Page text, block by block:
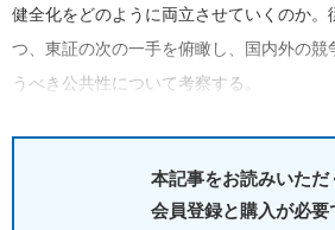
健全化をどのように両立させていくのか。
つ、東証の次の一手を俯瞰し、国内外の競
うべき公共性について考察する。
本記事をお読みいただ
会員登録と購入が必要